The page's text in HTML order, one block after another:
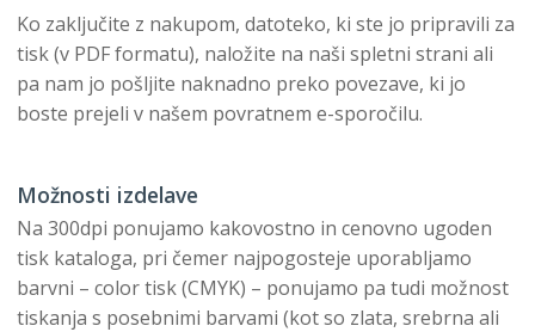
Ko zaključite z nakupom, datoteko, ki ste jo pripravili za
tisk (v PDF formatu), naložite na naši spletni strani ali
pa nam jo pošljite naknadno preko povezave, ki jo
boste prejeli v našem povratnem e-sporočilu.
Možnosti izdelave
Na 300dpi ponujamo kakovostno in cenovno ugoden
tisk kataloga, pri čemer najpogosteje uporabljamo
barvni – color tisk (CMYK) – ponujamo pa tudi možnost
tiskanja s posebnimi barvami (kot so zlata, srebrna ali